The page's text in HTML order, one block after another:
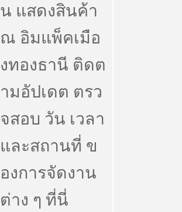
น แสดงสินค้า
ณ อิมแพ็คเมือ
งทองธานี ติดต
ามอัปเดต ตรว
จสอบ วัน เวลา
และสถานที่ ข
องการจัดงาน
ต่าง ๆ ที่นี่